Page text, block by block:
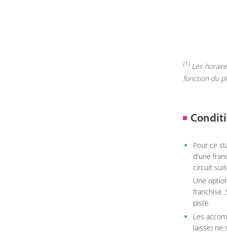
(1)Les
fonction du
Pour ce
d'une
circuit
Une
franchise.
piste.
Les
laisse) ne